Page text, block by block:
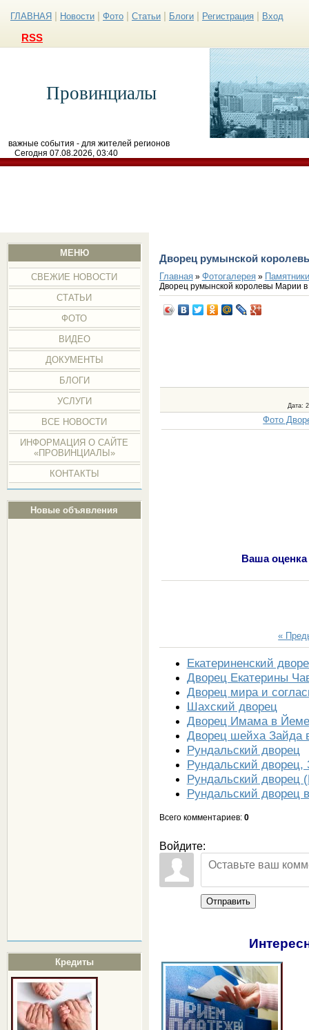
ГЛАВНАЯ Новости Фото Статьи Блоги Регистрация Вход
RSS
Провинциалы
важные события - для жителей регионов
Сегодня 07.08.2026, 03:40
МЕНЮ
СВЕЖИЕ НОВОСТИ
СТАТЬИ
ФОТО
ВИДЕО
ДОКУМЕНТЫ
БЛОГИ
УСЛУГИ
ВСЕ НОВОСТИ
ИНФОРМАЦИЯ О САЙТЕ
«ПРОВИНЦИАЛЫ»
КОНТАКТЫ
Новые объявления
Кредиты
Дворец румынской
Главная» Фотогалерея»
Дворец румынской королевы Марии в
Дата:
Фото
Ваша
«
Екатериненский
Дворец Екатерины
Дворец мира и
Шахский дворец
Дворец Имама в
Дворец шейха Зайда
Рундальский дворец
Рундальский дворец,
Рундальский дворец
Рундальский дворец
Всего комментариев: 0
Войдите:
Отправить